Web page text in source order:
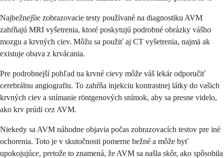
Najbežnejšie zobrazovacie testy používané na diagnostiku AVM
zahŕňajú MRI vyšetrenia, ktoré poskytujú podrobné obrázky vášho
mozgu a krvných ciev. Môžu sa použiť aj CT vyšetrenia, najmä ak
existuje obava z krvácania.
Pre podrobnejší pohľad na krvné cievy môže váš lekár odporučiť
cerebrálnu angiografiu. To zahŕňa injekciu kontrastnej látky do vašich
krvných ciev a snímanie röntgenových snímok, aby sa presne videlo,
ako krv prúdi cez AVM.
Niekedy sa AVM náhodne objavia počas zobrazovacích testov pre iné
ochorenia. Toto je v skutočnosti pomerne bežné a môže byť
upokojujúce, pretože to znamená, že AVM sa našla skôr, ako spôsobila